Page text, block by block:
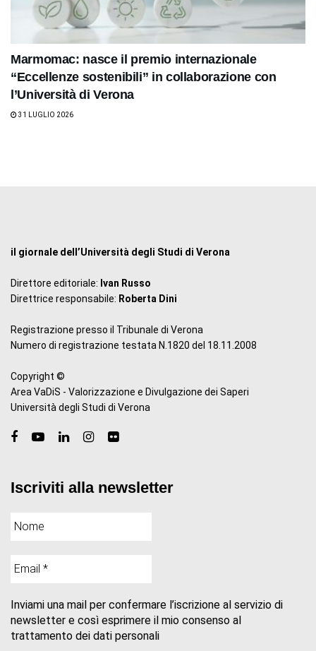
Marmomac: nasce il premio internazionale
“Eccellenze sostenibili” in collaborazione con
l’Università di Verona
31 LUGLIO 2026
il giornale dell’Università degli Studi di Verona
Direttore editoriale: Ivan Russo
Direttrice responsabile: Roberta Dini
Registrazione presso il Tribunale di Verona
Numero di registrazione testata N.1820 del 18.11.2008
Copyright ©
Area VaDiS - Valorizzazione e Divulgazione dei Saperi
Università degli Studi di Verona
Iscriviti alla newsletter
Inviami una mail per confermare l’iscrizione al servizio di
newsletter e così esprimere il mio consenso al
trattamento dei dati personali